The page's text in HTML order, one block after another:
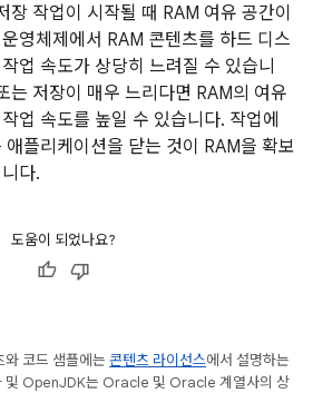
장 작업이 시작될 때 RAM 여유 공간이
영체제에서 RAM 콘텐츠를 하드 디스
업 속도가 상당히 느려질 수 있습니
는 저장이 매우 느리다면 RAM의 여유
업 속도를 높일 수 있습니다. 작업에
애플리케이션을 닫는 것이 RAM을 확보
다.
도움이 되었나요?
와 코드 샘플에는 콘텐츠 라이선스에서 설명하는
및 OpenJDK는 Oracle 및 Oracle 계열사의 상